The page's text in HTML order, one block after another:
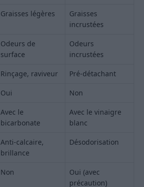
Graisses légères
Graisses
incrustées
Odeurs de
surface
Odeurs
incrustées
Rinçage, raviveur Pré-détachant
Oui Non
Avec le
bicarbonate
Avec le vinaigre
blanc
Anti-calcaire,
brillance
Désodorisation
Non
Oui (avec
précaution)